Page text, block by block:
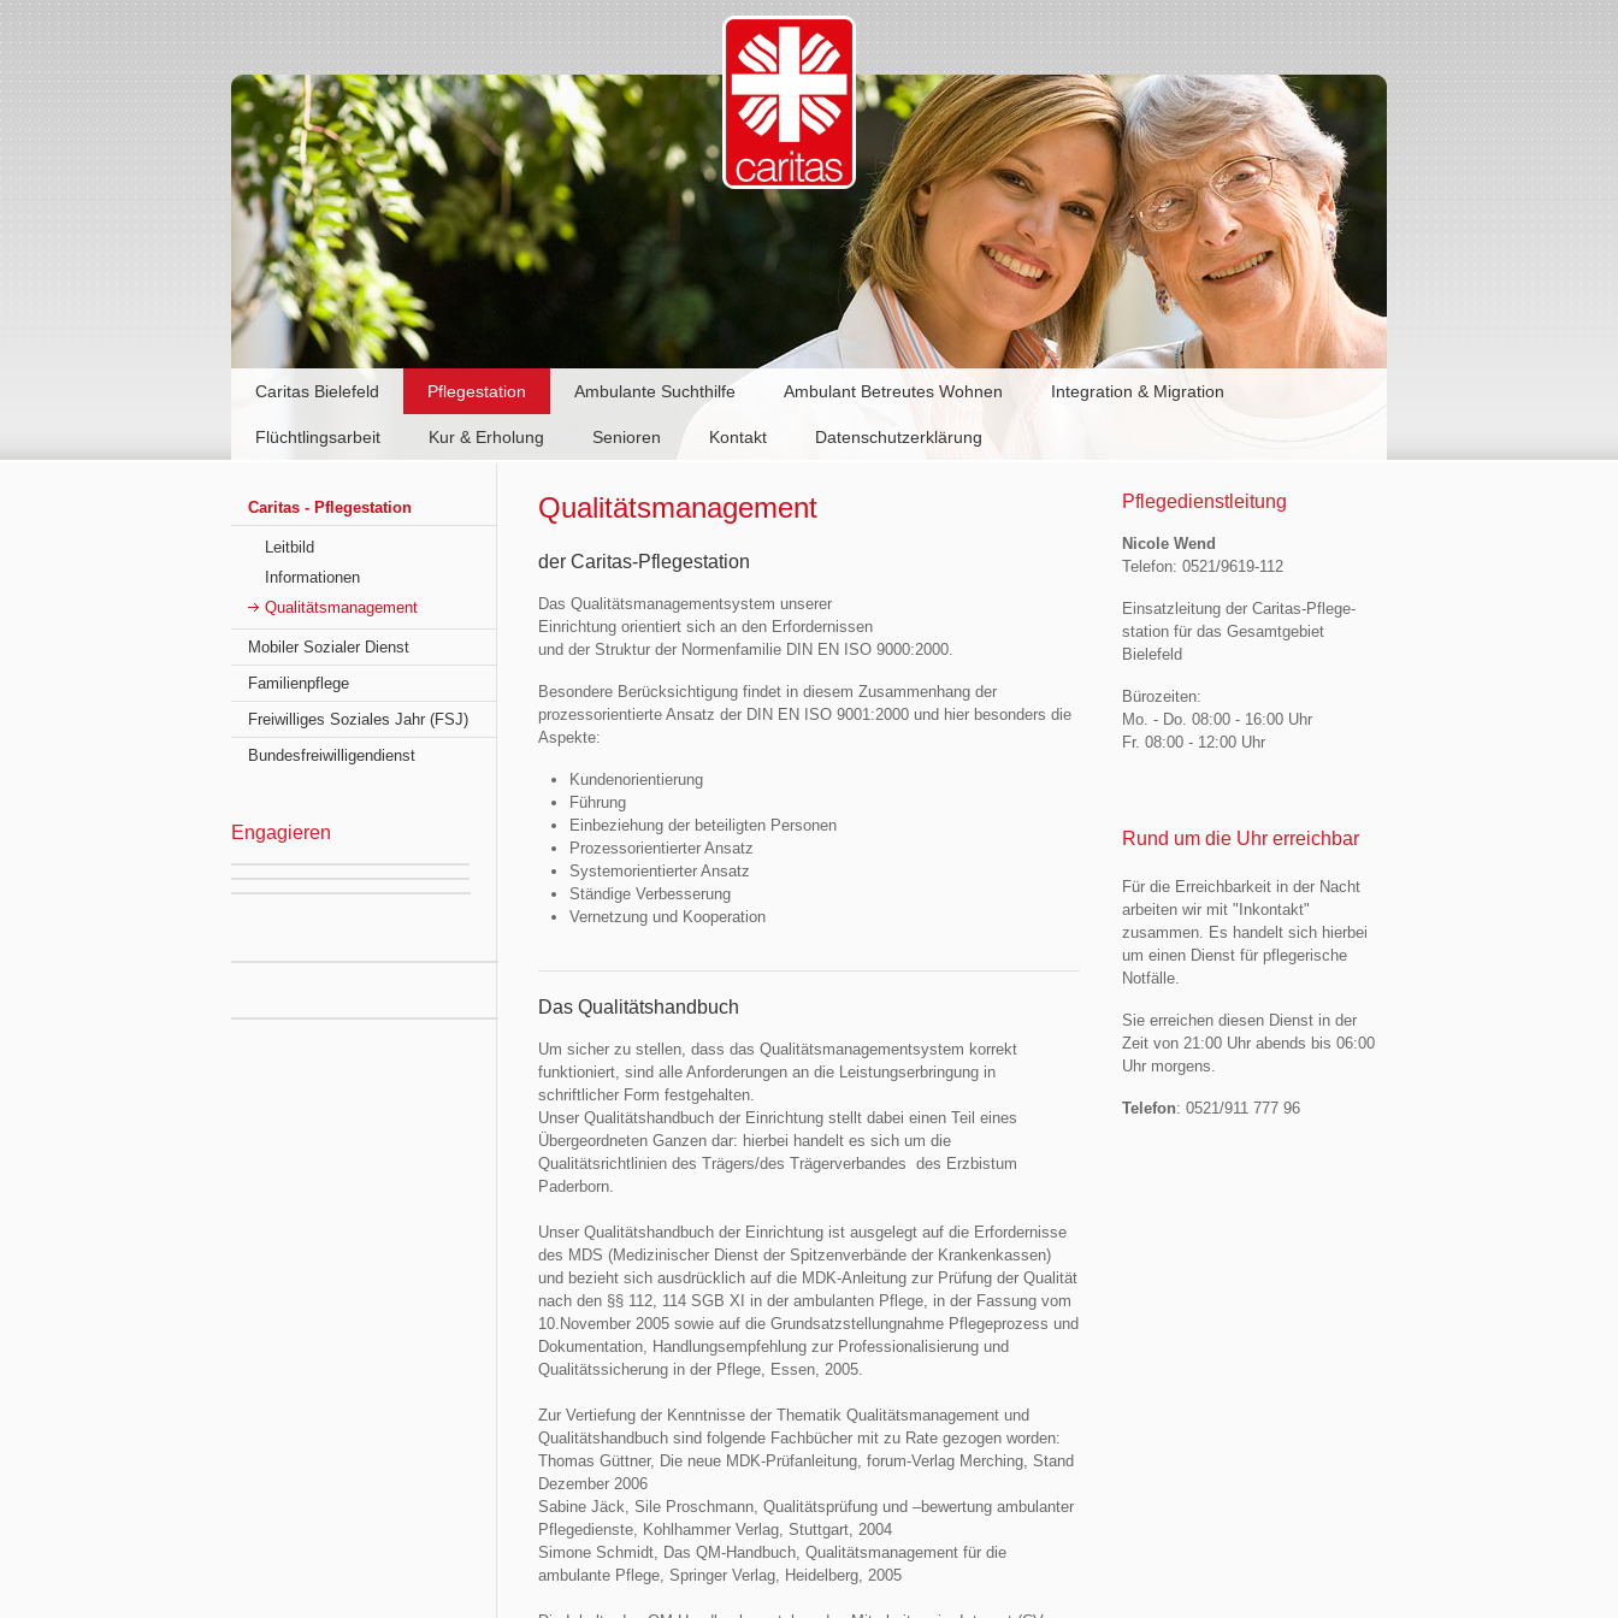
Caritas Bielefeld Pflegestation Ambulante Suchthilfe Ambulant Betreutes Wohnen Integration & Migration
Flüchtlingsarbeit Kur & Erholung Senioren Kontakt Datenschutzerklärung
Caritas - Pflegestation
Leitbild
Informationen
Qualitätsmanagement
Mobiler Sozialer Dienst
Familienpflege
Freiwilliges Soziales Jahr (FSJ)
Bundesfreiwilligendienst
Engagieren
Qualitätsmanagement
der Caritas-Pflegestation
Das Qualitätsmanagementsystem unserer
Einrichtung orientiert sich an den Erfordernissen
und der Struktur der Normenfamilie DIN EN ISO 9000:2000.
Besondere Berücksichtigung findet in diesem Zusammenhang der
prozessorientierte Ansatz der DIN EN ISO 9001:2000 und hier besonders die
Aspekte:
Kundenorientierung
Führung
Einbeziehung der beteiligten Personen
Prozessorientierter Ansatz
Systemorientierter Ansatz
Ständige Verbesserung
Vernetzung und Kooperation
Das Qualitätshandbuch
Um sicher zu stellen, dass das Qualitätsmanagementsystem korrekt
funktioniert, sind alle Anforderungen an die Leistungserbringung in
schriftlicher Form festgehalten.
Unser Qualitätshandbuch der Einrichtung stellt dabei einen Teil eines
Übergeordneten Ganzen dar: hierbei handelt es sich um die
Qualitätsrichtlinien des Trägers/des Trägerverbandes des Erzbistum
Paderborn.
Unser Qualitätshandbuch der Einrichtung ist ausgelegt auf die Erfordernisse
des MDS (Medizinischer Dienst der Spitzenverbände der Krankenkassen)
und bezieht sich ausdrücklich auf die MDK-Anleitung zur Prüfung der Qualität
nach den §§ 112, 114 SGB XI in der ambulanten Pflege, in der Fassung vom
10.November 2005 sowie auf die Grundsatzstellungnahme Pflegeprozess und
Dokumentation, Handlungsempfehlung zur Professionalisierung und
Qualitätssicherung in der Pflege, Essen, 2005.
Zur Vertiefung der Kenntnisse der Thematik Qualitätsmanagement und
Qualitätshandbuch sind folgende Fachbücher mit zu Rate gezogen worden:
Thomas Güttner, Die neue MDK-Prüfanleitung, forum-Verlag Merching, Stand
Dezember 2006
Sabine Jäck, Sile Proschmann, Qualitätsprüfung und –bewertung ambulanter
Pflegedienste, Kohlhammer Verlag, Stuttgart, 2004
Simone Schmidt, Das QM-Handbuch, Qualitätsmanagement für die
ambulante Pflege, Springer Verlag, Heidelberg, 2005
Pflegedienstleitung
Nicole Wend
Telefon: 0521/9619-112
Einsatzleitung der Caritas-Pflege-
station für das Gesamtgebiet
Bielefeld
Bürozeiten:
Mo. - Do. 08:00 - 16:00 Uhr
Fr. 08:00 - 12:00 Uhr
Rund um die Uhr erreichbar
Für die Erreichbarkeit in der Nacht
arbeiten wir mit "Inkontakt"
zusammen. Es handelt sich hierbei
um einen Dienst für pflegerische
Notfälle.
Sie erreichen diesen Dienst in der
Zeit von 21:00 Uhr abends bis 06:00
Uhr morgens.
Telefon: 0521/911 777 96